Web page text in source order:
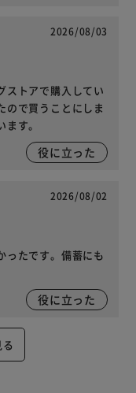
2026/08/03
ストアで購入してい
ので買うことにしま
す。
役に立った
2026/08/02
ったです。備蓄にも
役に立った